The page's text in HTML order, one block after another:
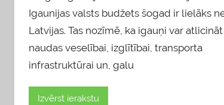
Igaunijas valsts budžets šogad ir lielāks
Latvijas. Tas nozīmē, ka igauņi var
naudas veselībai, izglītībai, transporta
infrastruktūrai un, galu
Izvērst ierakstu